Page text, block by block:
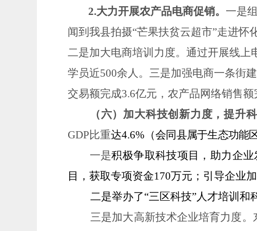
2.大力开展农产品电商促销。 一是
闻到我县拍摄“芒果扶贫云超市”走进怀
二是加大电商培训力度。通过开展线上
学员近500余人。三是加强电商一条街
交易额完成3.6亿元，农产品网络销售额
（六）加大科技创新力度，提升
GDP比重达4.6% （会同县属于生态功能
一是积极争取科技项目，助力企业
目，获取专项资金170万元；引导企业
二是举办了“三区科技”人才培训和
三是加大高新技术企业培育力度。